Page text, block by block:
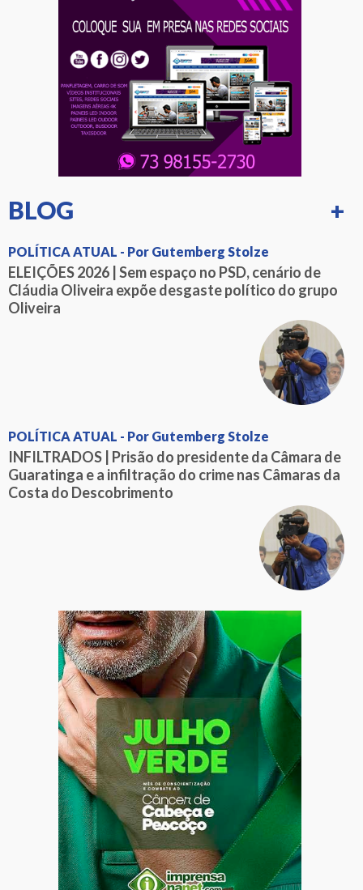
BLOG +
POLÍTICA ATUAL - Por Gutemberg Stolze
ELEIÇÕES 2026 | Sem espaço no PSD, cenário de
Cláudia Oliveira expõe desgaste político do grupo
Oliveira
POLÍTICA ATUAL - Por Gutemberg Stolze
INFILTRADOS | Prisão do presidente da Câmara de
Guaratinga e a infiltração do crime nas Câmaras da
Costa do Descobrimento